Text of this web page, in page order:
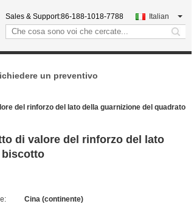
Sales & Support:86-188-1018-7788 Italian
search
un preventivo
del rinforzo del lato della guarnizione del quadrato
di valore del rinforzo del lato
biscotto
Cina (continente)